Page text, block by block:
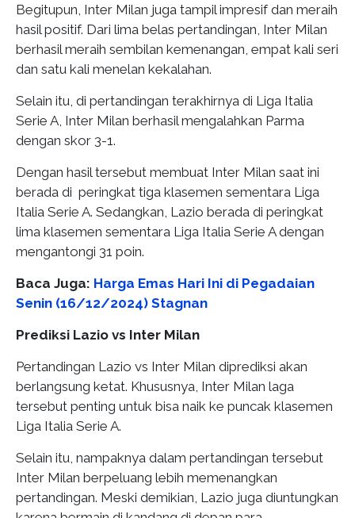
Begitupun, Inter Milan juga tampil impresif dan meraih
hasil positif. Dari lima belas pertandingan, Inter Milan
berhasil meraih sembilan kemenangan, empat kali seri
dan satu kali menelan kekalahan.
Selain itu, di pertandingan terakhirnya di Liga Italia
Serie A, Inter Milan berhasil mengalahkan Parma
dengan skor 3-1.
Dengan hasil tersebut membuat Inter Milan saat ini
berada di peringkat tiga klasemen sementara Liga
Italia Serie A. Sedangkan, Lazio berada di peringkat
lima klasemen sementara Liga Italia Serie A dengan
mengantongi 31 poin.
Baca Juga: Harga Emas Hari Ini di Pegadaian
Senin (16/12/2024) Stagnan
Prediksi Lazio vs Inter Milan
Pertandingan Lazio vs Inter Milan diprediksi akan
berlangsung ketat. Khususnya, Inter Milan laga
tersebut penting untuk bisa naik ke puncak klasemen
Liga Italia Serie A.
Selain itu, nampaknya dalam pertandingan tersebut
Inter Milan berpeluang lebih memenangkan
pertandingan. Meski demikian, Lazio juga diuntungkan